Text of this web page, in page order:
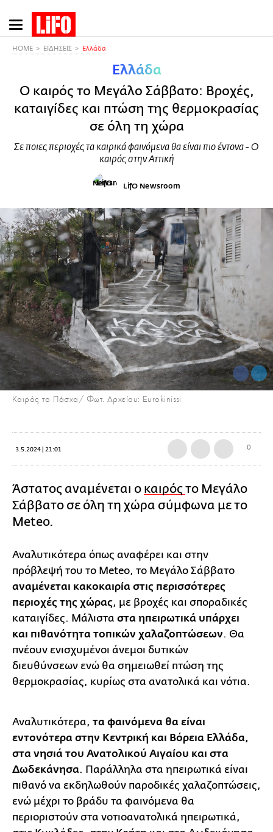
Παράκαμψη
προς
HOME ΕΙΔΗΣΕΙΣ Ελλάδα
Ελλάδα
Ο καιρός το Μεγάλο Σάββατο: Βροχές,
καταιγίδες και πτώση της θερμοκρασίας
σε όλη τη χώρα
Σε ποιες περιοχές τα καιρικά φαινόμενα θα είναι πιο έντονα - Ο
καιρός στην Αττική
LifO Newsroom
Καιρός το Πάσχα/ Φωτ. Αρχείου: Eurokinissi
3.5.2024 | 21:01 0
Άστατος αναμένεται ο καιρόςτο Μεγάλο
Σάββατο σε όλη τη χώρα σύμφωνα με το
Meteo.
Αναλυτικότερα όπως αναφέρει και στην
πρόβλεψή του το Meteo, το Μεγάλο Σάββατο
αναμένεται κακοκαιρία στις περισσότερες
περιοχές της χώρας, με βροχές και σποραδικές
καταιγίδες. Μάλιστα στα ηπειρωτικά υπάρχει
και πιθανότητα τοπικών χαλαζοπτώσεων. Θα
πνέουν ενισχυμένοι άνεμοι δυτικών
διευθύνσεων ενώ θα σημειωθεί πτώση της
θερμοκρασίας, κυρίως στα ανατολικά και νότια.
Αναλυτικότερα, τα φαινόμενα θα είναι
εντονότερα στην Κεντρική και Βόρεια Ελλάδα,
στα νησιά του Ανατολικού Αιγαίου και στα
Δωδεκάνησα. Παράλληλα στα ηπειρωτικά είναι
πιθανό να εκδηλωθούν παροδικές χαλαζοπτώσεις,
ενώ μέχρι το βράδυ τα φαινόμενα θα
περιοριστούν στα νοτιοανατολικά ηπειρωτικά,